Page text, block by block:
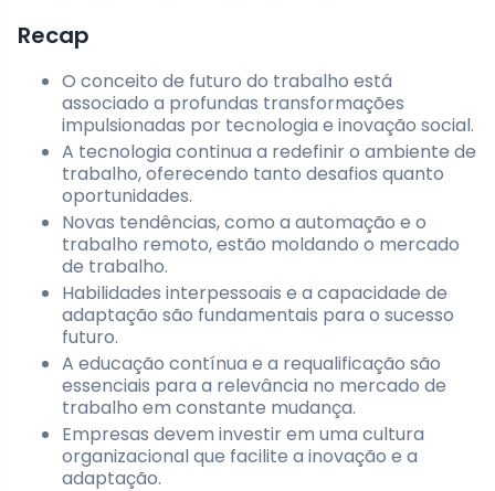
Recap
O conceito de futuro do trabalho está
associado a profundas transformações
impulsionadas por tecnologia e inovação social.
A tecnologia continua a redefinir o ambiente de
trabalho, oferecendo tanto desafios quanto
oportunidades.
Novas tendências, como a automação e o
trabalho remoto, estão moldando o mercado
de trabalho.
Habilidades interpessoais e a capacidade de
adaptação são fundamentais para o sucesso
futuro.
A educação contínua e a requalificação são
essenciais para a relevância no mercado de
trabalho em constante mudança.
Empresas devem investir em uma cultura
organizacional que facilite a inovação e a
adaptação.